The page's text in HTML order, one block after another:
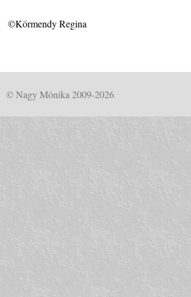
©Körmendy Regina
© Nagy Mónika 2009-2026